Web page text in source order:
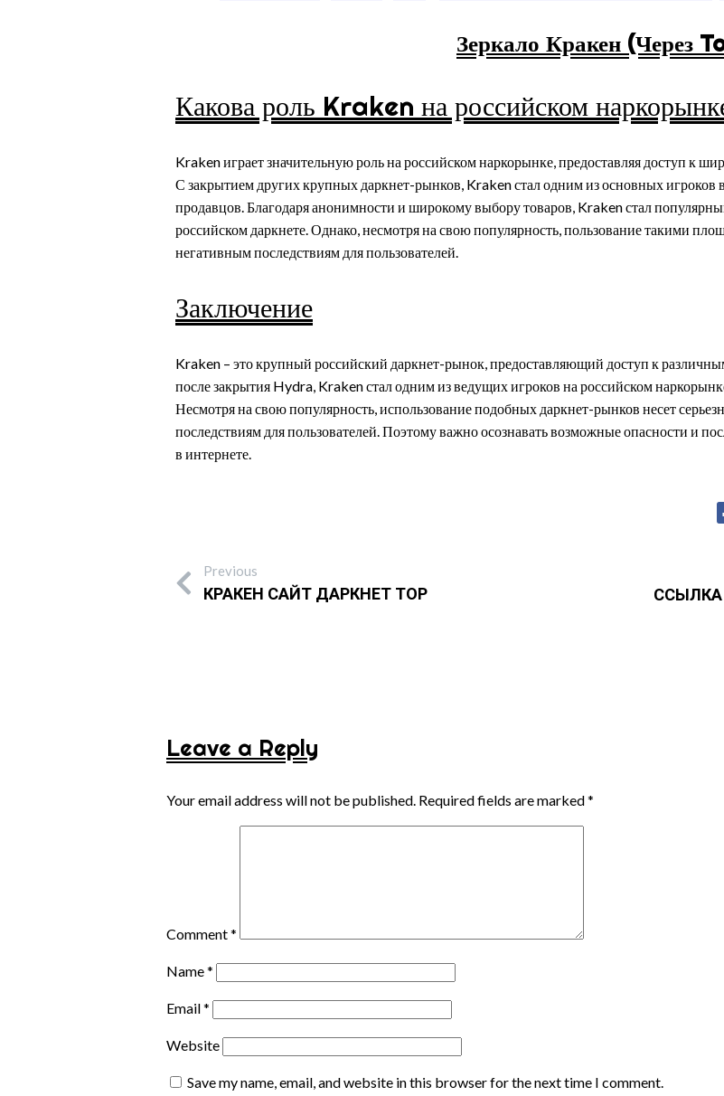
Зеркало Кракен (Через
Какова роль Kraken на российском
Kraken играет значительную роль на российском наркорынке, предоставляя доступ к
С закрытием других крупных даркнет-рынков, Kraken стал одним из основных игроков
продавцов. Благодаря анонимности и широкому выбору товаров, Kraken стал
российском даркнете. Однако, несмотря на свою популярность, пользование такими
негативным последствиям для пользователей.
Заключение
Kraken – это крупный российский даркнет-рынок, предоставляющий доступ к
после закрытия Hydra, Kraken стал одним из ведущих игроков на российском
Несмотря на свою популярность, использование подобных даркнет-рынков несет
последствиям для пользователей. Поэтому важно осознавать возможные опасности и
в интернете.
Previous
КРАКЕН САЙТ ДАРКНЕТ ТОР ССЫЛКА
Leave a Reply
Your email address will not be published. Required fields are marked*
Comment*
Name*
Email*
Website
Save my name, email, and website in this browser for the next time I comment.